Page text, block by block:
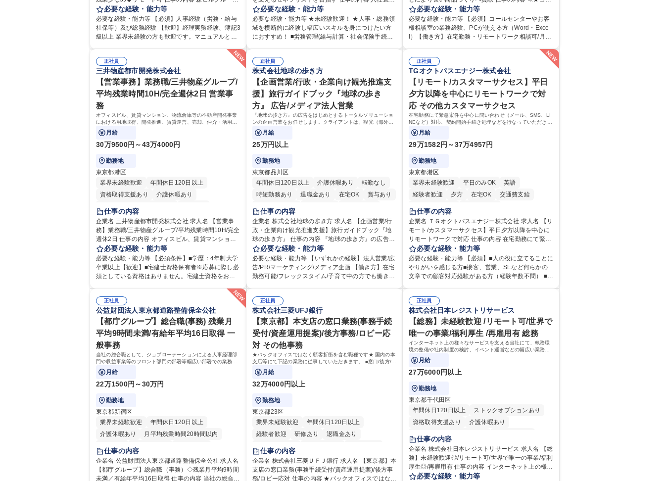
駅近5分以内
土日祝休み
の安定した環境で、バックオフィスから会社を支え
る人事・総務をお任せします。 労務と総務の業務を
バランスよく担当し、ゆくゆくは制度改定などのコ
ア業務にも挑戦できる、やりがいある環境です。 ■勤
労務管理全般 ■入退社手続き、社内規定の改定や人事
制度改定などのコア業務 ■社内イベントの企画運営や
その他総務業務全般 ※労務と総務を1：1の割合でお
任せ。 入社後は部内のOJTを中心に、あなたの経験
に合わせて不足している部分はいつでも質問・相談
できる環境が整っているため、安心して成長できま
す。 募集職種 【森ビルG】人事・総務◆賞与5ヶ月
◆年休120日◆残業少なめ◆リモート可
必要な経験・能力等
必要な経験・能力等 【必須】人事経験（労務・給与
社保等）及び総務経験 【歓迎】経理実務経験、簿記3
級以上 業界未経験の方も歓迎です。マニュアルと部
労務から総務まで幅広く携われます。定型業務に留
まらず、社内規定や人事制度の改定など会社のコア
業務に挑戦できるため、自身の成長と組織への貢献
度をダイレクトに実感できます。 残業少なめ、週1日
リモート可など、ワークライフバランスを保ち長期
活躍できる環境です。 「これまでの幅広い経験を活
かし、長期的なキャリアを築きたい」という前向き
な意欲と挑戦を全力で応援します。 学歴・資格 学
歴：大学院 大学 高専 短大 専修学校 高校 語学力： 資
格：日商簿記検定1級 日商簿記検定2級 日商簿記検定
交通費支給
土日祝休み 寮・社宅あり
は労務（労務管理・給与計算・安全衛生・福利厚生
等）からお任せいたします。将来は総務・採用・教
育業務へ守備範囲を広げ、組織運営を支えるゼネラ
リストをめざせます。 ・初期業務：労働時間管理、
て、休職者管理など、幅広く経験を積んでいただき
ます。 ・将来的な広がり：総務・採用・教育・税務
対応・経営企画等。 ★メンバーがマンツーマンで丁
寧に教えるため、ご経験が浅くても安心！幅広く経
験を積みたい意欲がある方に最適な環境です。 募集
職種 【総務・人事】未経験歓迎/日立グループ/組織運
営を支えるゼネラリストを目指す
必要な経験・能力等
必要な経験・能力等 ★未経験歓迎！ ★人事・総務領
域を横断的に経験し幅広いスキルを身につけたい方
におすすめ！ ■労務管理(給与計算・社会保険手続
ームで仕事を推進できる方■将来はマネジメント職と
して活躍したい 【尚可】■人事、労務、採用、教育業
務のご経験 ■労務管理（給与計算・社会保険手続き・
勤怠管理など）の経験 ■衛生管理者の資格をお持ちの
方 学歴・資格 学歴：大学院 大学 高専 短大 専修学校
高校 語学力： 資格：
ュニケーションを通してキリンのファンを増やしま
せんか？★≫ お客様のお声をより良い商品づくりに
活かしていく上で、窓口となるお客様相談室でのお
仕事です。 日々お客様からいただくキリングループ
からの声に迅速かつ誠意をもって対応、情報提供す
るとともにグループ内活動に反映しています。 【具
体的には】電話応対、メール、お手紙対応、ご指摘
品調査報告書作成、有人チャットボット対応など。
【1日の対応件数】■電話：月間一人当たり平均100
件前後■メール・手紙：同上40件前後 募集職種 中野
本社【お客様相談室】お客様のお声をもとにより良
い商品づくりへ貢献
必要な経験・能力等
必要な経験・能力等 【必須】コールセンターやお客
様相談室の業務経験、PCが使える方（Word・Exce
l）【働き方】在宅勤務・リモートワーク相談可/月平
月は電話対応のOJTを中心に実施し、電話対応に慣れ
た段階でメール・手紙のOJTを実施する予定です。独
り立ち以降もしっかりフォローする体制を整えてい
ますのでご安心ください。 【当社について】キリン
グループの広報機能を担う会社として、お客様との
出会いを大切にし、磨き上げたホスピタリティを込
めてコミュニケーションをとりながら広報関連業務
を行っております。 学歴・資格 学歴：大学院 大学
高専 短大 専修学校 高校 語学力： 資格：
正社員
三井物産都市開発株式会社
【営業事務】業務職/三井物産グループ/
平均残業時間10H/完全週休2日 営業事
務
オフィスビル、賃貸マンション、物流倉庫等の不動産開発事業
における用地取得、開発推進、賃貸運営、売却、仲介・活用提
案等を行う営業部門において事務業務を担当いただきます。
月給
30万9500円～43万4000円
勤務地
東京都港区
業界未経験歓迎
年間休日120日以上
資格取得支援あり
介護休暇あり
月平均残業時間20時間以内
退職金あり
在宅OK 賞与あり
育休あり
完全週休2日制
交通費支給
駅近5分以内
土日祝休み
寮・社宅あり
仕事の内容
企業名 三井物産都市開発株式会社 求人名 【営業事
務】業務職/三井物産グループ/平均残業時間10H/完全
週休2日 仕事の内容 オフィスビル、賃貸マンショ
ン、物流倉庫等の不動産開発事業における用地取
得、開発推進、賃貸運営、売却、仲介・活用提案等
を行う営業部門において事務業務を担当いただきま
す。 【詳細】・契約書管理、契約書製本、捺印対
務（各種費用支払、支払管理、請求・支払データ登
録、取引先マスター申請対応）・予算作成及び予実
管理・各種稟議書、報告書作成業務・各種台帳管
理、交際費・会議費支払報告書作成及び月次管理・
部内総務庶務全般 など※※配属先によっては上記の
他に担当頂く業務が発生する場合があります。 募集
職種 【営業事務】業務職/三井物産グループ/平均残業
時間10H/完全週休2日
必要な経験・能力等
必要な経験・能力等 【必須条件】■学歴：4年制大学
卒業以上【歓迎】■宅建士資格保有者※応募に際し必
須としている資格はありません。宅建士資格をお持
向学心豊かで、主体的に行動できる方。 ・社内外の
多様な関係者と協調して業務を進められるコミュニ
ケーション力がある方。 ・チャレンジを厭わず、粘
り強く業務に取り組める方。多様な関係者と謙虚に
信頼関係を構築でき、期限を意識したスケジュール
管理が出来る方。※将来的に他部署（営業部門、コ
ーポレート部門）へのジョブローテーションの可能
性があります。 学歴・資格 学歴：大学院 大学 語学
力： 資格：宅地建物取引士
正社員
株式会社地球の歩き方
【企画営業/行政・企業向け観光推進支
援】旅行ガイドブック『地球の歩き
方』 広告/メディア法人営業
『地球の歩き方』の広告をはじめとするトータルソリューショ
ンの企画営業をお任せします。クライアントは、観光（海外旅
行、国内旅行、インバウンド）で地域や事業を推進したい国内
外の行政や企業です。
月給
25万円以上
勤務地
東京都品川区
年間休日120日以上
介護休暇あり
転勤なし
時短勤務あり
退職金あり 在宅OK
賞与あり
完全週休2日制
土日祝休み
仕事の内容
企業名 株式会社地球の歩き方 求人名 【企画営業/行
政・企業向け観光推進支援】旅行ガイドブック『地
球の歩き方』 仕事の内容 『地球の歩き方』の広告を
はじめとするトータルソリューションの企画営業を
お任せします。クライアントは、観光（海外旅行、
国内旅行、インバウンド）で地域や事業を推進した
い国内外の行政や企業です。 【業務詳細】■『地球の
推進支援においても、業界を牽引する意欲的な取り
組みが期待されています■インバウンドは、日本の地
域の未来を担う国策事業です。「GOOD LUCK TRI
P」は、海外旅行ガイドブックと同様に、インバウン
ドのトップブランドに成長しております■旅が業務で
あり、日常です。旅好きにはこれ以上ない環境です
募集職種 【企画営業/行政・企業向け観光推進支援】
旅行ガイドブック『地球の歩き方』
必要な経験・能力等
必要な経験・能力等 【いずれかの経験】法人営業/広
告/PR/マーケティング/メディア企画 【働き方】在宅
勤務可能/フレックスタイム/子育て中の方でも働きや
定着を担ってきたブランドに携わることが可能で
す。 ■国内旅行ガイドブックは立ち上げ間もない新規
事業であり、「地球の歩き方」としてどう取り組む
か、共に形を作るコアメンバーとして活躍いただき
ます。 学歴・資格 学歴：大学院 大学 語学力： 資
格：
正社員
TGオクトパスエナジー株式会社
【リモート/カスタマーサクセス】平日
夕方以降を中心にリモートワークで対
応 その他カスタマーサクセス
在宅勤務にて緊急案件を中心に問い合わせ（メール、SMS、LI
NEなど）対応、契約開始手続き処理などを行なっていただきま
す。カスタマーサクセス（Digiops：デジオプス）と運用構築の
業務となります。
月給
29万1582円～37万4957円
勤務地
東京都港区
業界未経験歓迎
平日のみOK
英語
経験者歓迎
夕方 在宅OK
交通費支給
フルタイム歓迎
仕事の内容
企業名 ＴＧオクトパスエナジー株式会社 求人名 【リ
モート/カスタマーサクセス】平日夕方以降を中心に
リモートワークで対応 仕事の内容 在宅勤務にて緊急
案件を中心に問い合わせ（メール、SMS、LINEな
ど）対応、契約開始手続き処理などを行なっていた
だきます。カスタマーサクセス（Digiops：デジオプ
ス）と運用構築の業務となります。 ■お問い合わせ対
E等）を使用 ■お客様のニーズに応じた新プラン案内
やトラブル対応 ■土日祝は主にメールでの対応、緊急
度の高い問い合わせを優先 ■緊急時の電話対応 エネ
ルギー×Tech！お客様に寄り添ってサービス提供でき
ることが魅力 募集職種 【リモート/カスタマーサクセ
ス】平日夕方以降を中心にリモートワークで対応
必要な経験・能力等
必要な経験・能力等 【必須】■人の役に立てることに
やりがいを感じる方■接客、営業、SEなど何らかの
文章での顧客対応経験がある方（経験年数不問） ■通
境で責任を持って業務を行っていただける方【歓迎
要件】■再生可能エネルギーを世の中に広め地球環境
に貢献したい■改善提案や改善アクション等新しいこ
とに意欲がある方【英語（語学力）】■翻訳ツールを
用い英語でコミュニケーションをとることに抵抗が
ない方■英語は話せなくても問題はありませんが、英
語が話せますと、よりチャンスが広がります。※日
本語がネイティブレベル必須 学歴・資格 学歴：大学
院 大学 高専 短大 専修学校 高校 語学力： 資格：
正社員
公益財団法人東京都道路整備保全公社
【都庁グループ】総合職(事務) 残業月
平均9時間未満/有給年平均16日取得 一
般事務
当社の総合職として、ジョブローテーションによる人事経理部
門や収益事業等のフロント部門の部署等幅広い部署での業務を
お任せいたします。研修制度やキャリア支援が充実しておりま
す！ ※下記業務詳細
月給
22万1500円～30万円
勤務地
東京都新宿区
業界未経験歓迎
年間休日120日以上
介護休暇あり
月平均残業時間20時間以内
転勤なし
住宅手当あり
研修あり
退職金あり
賞与あり
完全週休2日制
交通費支給
駅近5分以内
仕事の内容
企業名 公益財団法人東京都道路整備保全公社 求人名
【都庁グループ】総合職（事務）◇残業月平均9時間
未満／有給年平均16日取得 仕事の内容 当社の総合職
正社員
株式会社三菱UFJ銀行
【東京都】本支店の窓口業務(事務手続
受付/資産運用提案)/後方事務/ロビー応
対 その他事務
★バックオフィスではなく顧客折衝を含む職種です★ 国内の本
支店等にて下記の業務に従事していただきます。 ■窓口/後方/ロ
ビーにて事務手続等の受付・オペレーション、お客様対応
月給
32万4000円以上
勤務地
東京都23区
業界未経験歓迎
年間休日120日以上
経験者歓迎
研修あり
退職金あり
完全週休2日制
土日祝休み
仕事の内容
企業名 株式会社三菱ＵＦＪ銀行 求人名 【東京都】本
支店の窓口業務(事務手続受付/資産運用提案)/後方事
務/ロビー応対 仕事の内容 ★バックオフィスではなく
正社員
株式会社日本レジストリサービス
【総務】未経験歓迎 /リモート可/世界で
唯一の事業/福利厚生 /再雇用有 総務
インターネット上の様々なサービスを支える当社にて、執務環
境の整備や社内制度の検討、イベント運営などの幅広い業務を
担当し、間接的に会社の生産性向上や成長に貢献している部署
です。月給
27万6000円以上
勤務地
東京都千代田区
年間休日120日以上
ストックオプションあり
資格取得支援あり
介護休暇あり
月平均残業時間20時間以内
住宅手当あり
時短勤務あり
研修あり
在宅OK
賞与あり
完全週休2日制
交通費支給
駅近5分以内
土日祝休み
仕事の内容
企業名 株式会社日本レジストリサービス 求人名 【総
務】未経験歓迎◎/リモート可/世界で唯一の事業/福利
厚生◎/再雇用有 仕事の内容 インターネット上の様々
なサービスを支える当社にて、執務環境の整備や社
必要な経験・能力等